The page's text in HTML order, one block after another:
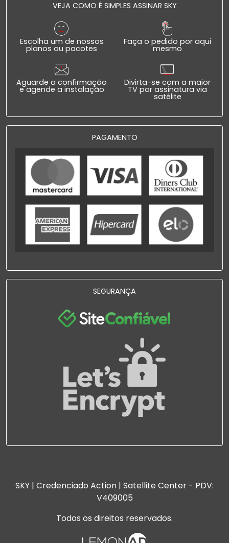
VEJA COMO É SIMPLES ASSINAR SKY
Escolha um de nossos
planos ou pacotes
Faça o pedido por aqui
mesmo
Aguarde a confirmação
e agende a instalação
Divirta-se com a maior
TV por assinatura via
satélite
PAGAMENTO
SEGURANÇA
SKY | Credenciado Action | Satellite Center - PDV:
V409005
Todos os direitos reservados.